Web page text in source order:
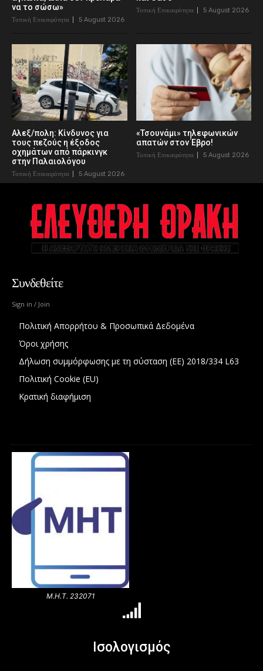
να το σώσω»
Τοπική Επικαιρότητα 5 August 2026
Τοπική Επικαιρότητα 5 August 2026
Αλεξ/πολη: Κίνδυνος για
τους πεζούς η έξοδος
οχημάτων από πάρκινγκ
στην Παλαιολόγου
Τοπική Επικαιρότητα 5 August 2026
«Τσουνάμι» τηλεφωνικών
απατών στον Έβρο!
Τοπική Επικαιρότητα 5 August 2026
Συνδεθείτε
Sign in / Join
Πολιτική Απορρήτου & Προσωπικά Δεδομένα
Όροι χρήσης
Δήλωση συμμόρφωσης με τη σύσταση (ΕΕ) 2018/334 L63
Πολιτική Cookie (EU)
Κρατική διαφήμιση
Μ.Η.Τ. 232071
Ισολογισμός